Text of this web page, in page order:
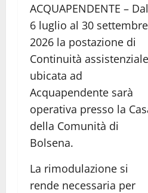
ACQUAPENDENTE – Dal
6 luglio al 30 settembre
2026 la postazione di
Continuità assistenziale
ubicata ad
Acquapendente sarà
operativa presso la
della Comunità di
Bolsena.
La rimodulazione si
rende necessaria per